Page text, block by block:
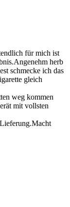
für mich ist
herb
schmecke ich das
gleich
weg kommen
mit vollsten